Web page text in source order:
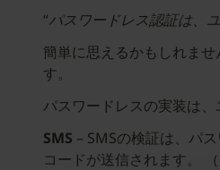
“パスワードレス認証は、
簡単に思えるかもしれま
す。
パスワードレスの実装は
SMS – SMSの検証は、パ
コードが送信されます。